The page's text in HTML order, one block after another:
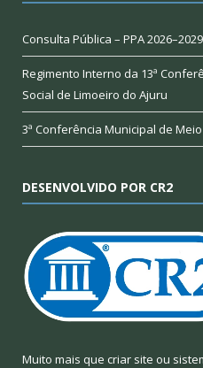
Consulta Pública – PPA
Regimento Interno da 13ª
Social de Limoeiro do Ajuru
3ª Conferência Municipal de
DESENVOLVIDO POR CR2
Muito mais que criar site ou